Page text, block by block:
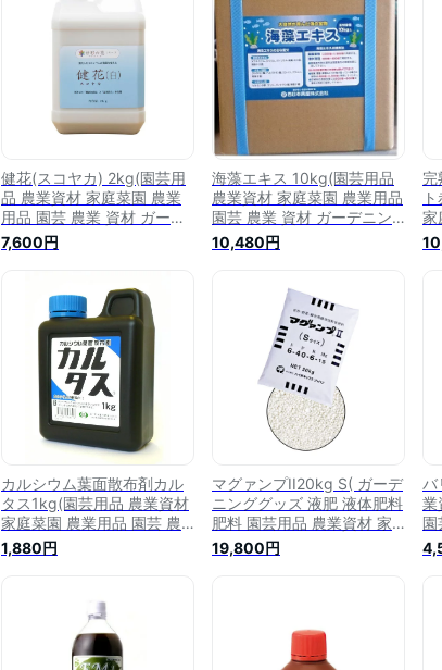
健花(スコヤカ) 2kg(園芸用
品 農業資材 家庭菜園 農業
用品 園芸 農業 資材 ガーデ
ニング用品 ガーデニング 農
業用 農業道具 園芸用 園芸
テム楽天市場店 園芸資材 農
作業 農業用資材 グッズ ガ
ーデン用品 ガーデングッズ)
7,600円
海藻エキス 10kg(園芸用品
農業資材 家庭菜園 農業用品
園芸 農業 資材 ガーデニン
グ用品 ガーデニング 農業用
農業道具 園芸用 園芸用具
楽天市場店 園芸資材 農作業
農業用資材 グッズ ガーデン
用品 ガーデングッズ)
10,480円
完
家
業
ガ
カルシウム葉面散布剤カル
タス1kg(園芸用品 農業資材
家庭菜園 農業用品 園芸 農
業 資材 ガーデニング用品
ガーデニング 農業用 農業道
具 日本農業システム楽天市
場店 園芸資材 農作業 農業
用資材 グッズ ガーデン用品
ガーデングッズ)
1,880円
マグァンプII20kg S( ガーデ
ニンググッズ 液肥 液体肥料
肥料 園芸用品 農業資材 家
庭菜園 農業用品 園芸 農業
資材 ガーデニング用品 ガー
店 園芸資材 農作業 農業用
資材 グッズ)
19,800円
バ
業
園
グ
農